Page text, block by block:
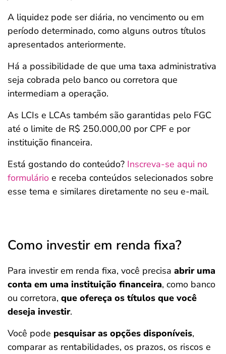
A liquidez pode ser diária, no vencimento ou em
período determinado, como alguns outros títulos
apresentados anteriormente.
Há a possibilidade de que uma taxa administrativa
seja cobrada pelo banco ou corretora que
intermediam a operação.
As LCIs e LCAs também são garantidas pelo FGC
até o limite de R$ 250.000,00 por CPF e por
instituição financeira.
Está gostando do conteúdo? Inscreva-se aqui no
formulário e receba conteúdos selecionados sobre
esse tema e similares diretamente no seu e-mail.
Como investir em renda fixa?
Para investir em renda fixa, você precisa abrir uma
conta em uma instituição financeira, como banco
ou corretora, que ofereça os títulos que você
deseja investir.
Você pode pesquisar as opções disponíveis,
comparar as rentabilidades, os prazos, os riscos e